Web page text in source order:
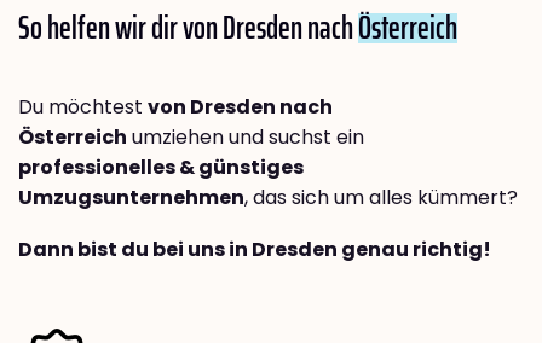
So helfen wir dir von Dresden nachÖsterreich
Du möchtest von Dresden nach
Österreich umziehen und suchst ein
professionelles & günstiges
Umzugsunternehmen, das sich um alles kümmert?
Dann bist du bei uns in Dresden genau richtig!